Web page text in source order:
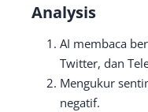
Analysis
AI membaca
Twitter, dan
Mengukur
negatif.